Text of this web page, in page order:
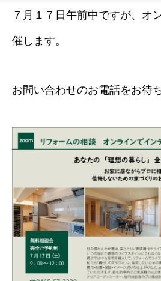
７月１７日午前中ですが、オ
催します。
お問い合わせのお電話をお待